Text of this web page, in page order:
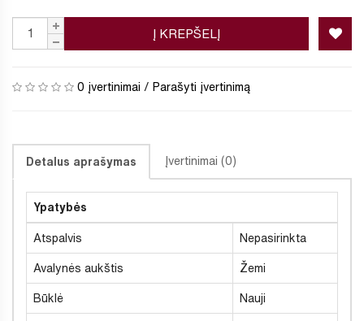
Į KREPŠELĮ
0 įvertinimai / Parašyti įvertinimą
Detalus aprašymas Įvertinimai (0)
Ypatybės
Atspalvis Nepasirinkta
Avalynės aukštis Žemi
Būklė Nauji